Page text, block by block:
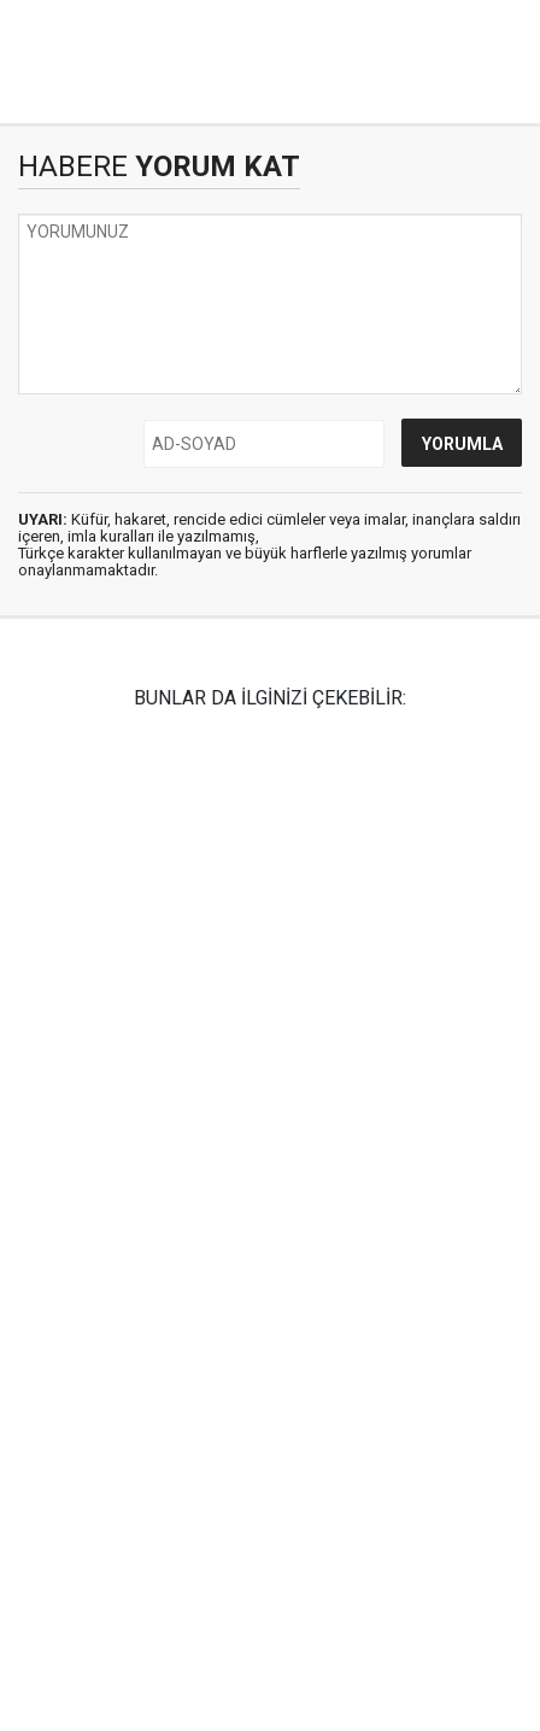
HABERE YORUM KAT
UYARI: Küfür, hakaret, rencide edici cümleler veya imalar, inançlara saldırı
içeren, imla kuralları ile yazılmamış,
Türkçe karakter kullanılmayan ve büyük harflerle yazılmış yorumlar
onaylanmamaktadır.
BUNLAR DA İLGİNİZİ ÇEKEBİLİR: